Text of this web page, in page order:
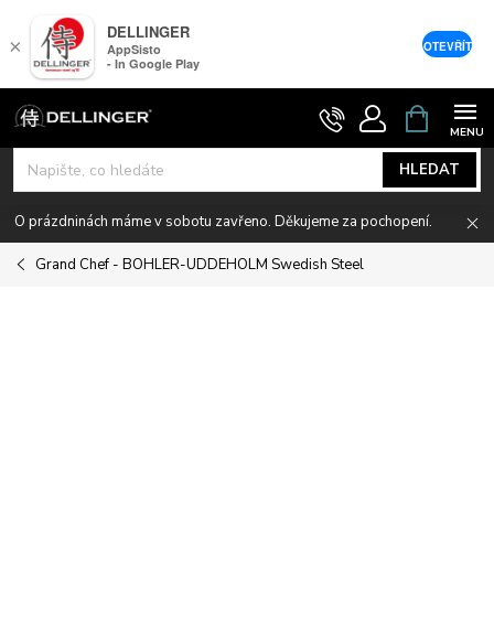
Přejít
na
obsah
HLEDAT
NÁKUPNÍ
KOŠÍK
O prázdninách máme v sobotu zavřeno. Děkujeme za pochopení.
Grand Chef - BOHLER-UDDEHOLM Swedish Steel
×
DELLINGER
AppSisto
- In Google Play
OTEVŘÍT